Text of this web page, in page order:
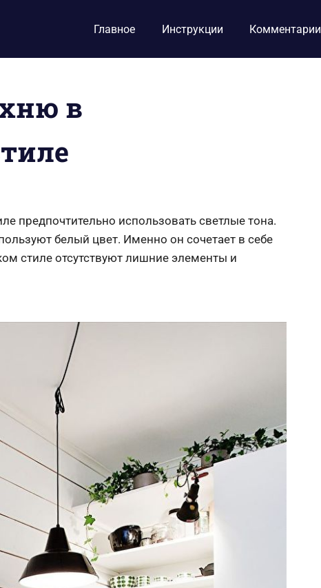
Главное Инструкции Комментарии
в
предпочтительно использовать светлые тона.
белый цвет. Именно он сочетает в себе
стиле отсутствуют лишние элементы и